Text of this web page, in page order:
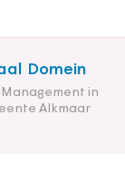
Domein
Management in
Alkmaar